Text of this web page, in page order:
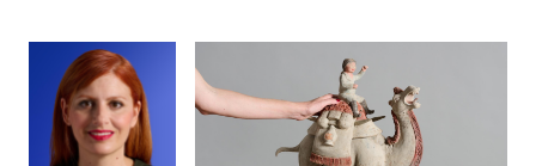
ktoś go przechowywał, aby obecnie był w tak dobrym
stanie. Ruth uwielbia współpracować z nabywcami,
sprzedawcami i innymi ekspertami, którzy podzielają jej
zamiłowanie do archeologii.